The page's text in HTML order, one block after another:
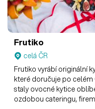
Frutiko
celá ČR
Frutiko vyrábí originální
které doručuje po celém
staly ovocné kytice
ozdobou cateringu,